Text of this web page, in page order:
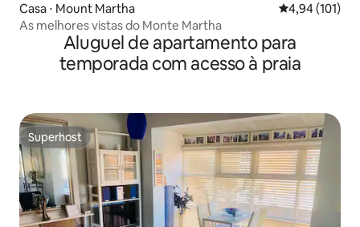
Casa ⋅ Mount Martha 4,94 de uma
4,94 (101)
As melhores vistas do Monte Martha
Aluguel de apartamento para
temporada com acesso à praia
Superhost
Superhost